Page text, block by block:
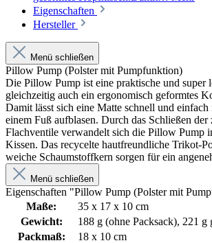
Eigenschaften
Hersteller
Menü schließen
Pillow Pump (Polster mit Pumpfunktion)
Die Pillow Pump ist eine praktische und super
gleichzeitig auch ein ergonomisch geformtes
Damit lässt sich eine Matte schnell und
einem Fuß aufblasen. Durch das Schließen der
Flachventile verwandelt sich die Pillow Pump
Kissen. Das recycelte hautfreundliche Trikot-
weiche Schaumstoffkern sorgen für ein
Menü schließen
Eigenschaften "Pillow Pump (Polster mit
Maße:
35 x 17 x 10 cm
Gewicht:
188 g (ohne Packsack), 221 g
Packmaß:
18 x 10 cm